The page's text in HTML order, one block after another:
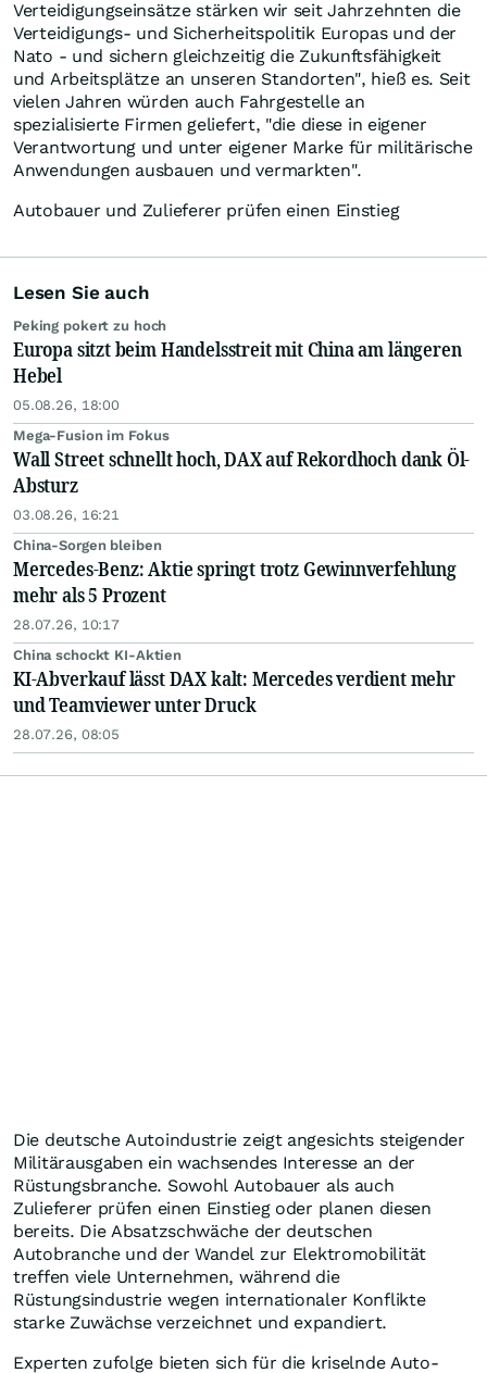
Verteidigungseinsätze stärken wir seit Jahrzehnten die
Verteidigungs- und Sicherheitspolitik Europas und der
Nato - und sichern gleichzeitig die Zukunftsfähigkeit
und Arbeitsplätze an unseren Standorten", hieß es. Seit
vielen Jahren würden auch Fahrgestelle an
spezialisierte Firmen geliefert, "die diese in eigener
Verantwortung und unter eigener Marke für militärische
Anwendungen ausbauen und vermarkten".
Autobauer und Zulieferer prüfen einen Einstieg
Lesen Sie auch
Peking pokert zu hoch
Europa sitzt beim Handelsstreit mit China am längeren
Hebel
05.08.26, 18:00
Mega-Fusion im Fokus
Wall Street schnellt hoch, DAX auf Rekordhoch dank Öl-
Absturz
03.08.26, 16:21
China-Sorgen bleiben
Mercedes-Benz: Aktie springt trotz Gewinnverfehlung
mehr als 5 Prozent
28.07.26, 10:17
China schockt KI-Aktien
KI-Abverkauf lässt DAX kalt: Mercedes verdient mehr
und Teamviewer unter Druck
28.07.26, 08:05
Die deutsche Autoindustrie zeigt angesichts steigender
Militärausgaben ein wachsendes Interesse an der
Rüstungsbranche. Sowohl Autobauer als auch
Zulieferer prüfen einen Einstieg oder planen diesen
bereits. Die Absatzschwäche der deutschen
Autobranche und der Wandel zur Elektromobilität
treffen viele Unternehmen, während die
Rüstungsindustrie wegen internationaler Konflikte
starke Zuwächse verzeichnet und expandiert.
Experten zufolge bieten sich für die kriselnde Auto-